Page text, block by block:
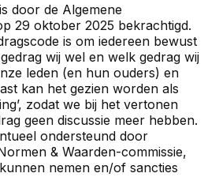
door de Algemene
29 oktober 2025 bekrachtigd.
is om iedereen bewust
wij wel en welk gedrag wij
leden (en hun ouders) en
kan het gezien worden als
zodat we bij het vertonen
geen discussie meer hebben.
ondersteund door
& Waarden-commissie,
nemen en/of sancties